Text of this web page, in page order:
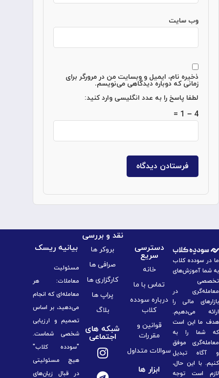
وب‌ سایت
ذخیره نام، ایمیل و وبسایت من در مرورگر برای
زمانی که دوباره دیدگاهی می‌نویسم.
لطفا پاسخ را به عدد انگلیسی وارد کنید:
4 − 1 =
ما در سودده کلاب
به شما آموزش‌های
تخصصی
معامله‌گری در
بازارهای مالی را
ارائه می‌دهیم.
هدف ما این است
که شما را به
معامله‌گری موفق
و آگاه تبدیل
کنیم. با این حال،
لازم است توجه
دسترسی
سریع
خانه
تماس با ما
درباره سودده
کلاب
قوانین و
مقررات
سوالات متداول
ابزار ها
نقد و بررسی
بروکر ها
صرافی ها
کارگزاری ها
پراپ ها
بلاگ
شبکه های
اجتماعی
بیانیه ریسک
مسئولیت
معاملات: هر
معامله‌ای که انجام
می‌دهید، بر اساس
تصمیم و ارزیابی
شخصی شماست.
"سودده کلاب"
هیچ مسئولیتی
در قبال زیان‌های